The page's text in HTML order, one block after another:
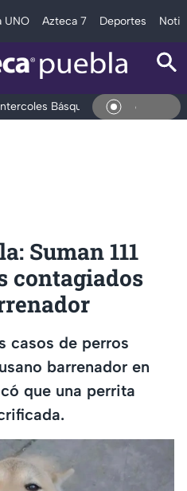
UNO Azteca 7 Deportes
Básquetbol DeportesEn Vivo
Suman 111
contagiados
casos de perros
barrenador en
que una perrita